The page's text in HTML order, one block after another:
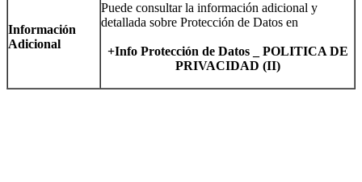
Información
Adicional
Puede consultar la información adicional y
detallada sobre Protección de Datos en
+Info Protección de Datos _ POLITICA DE
PRIVACIDAD (II)